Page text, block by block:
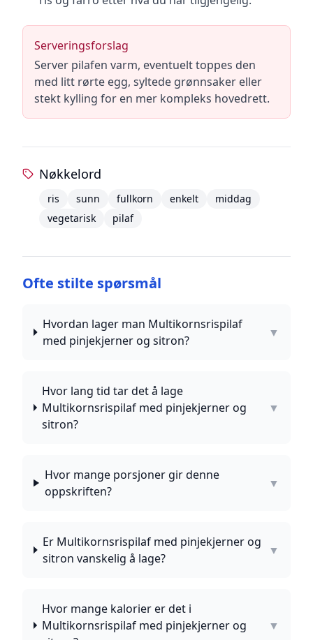
Serveringsforslag
Server pilafen varm, eventuelt toppes den
med litt rørte egg, syltede grønnsaker eller
stekt kylling for en mer kompleks hovedrett.
Nøkkelord
ris sunn fullkorn enkelt
middag
vegetarisk
pilaf
Ofte stilte spørsmål
Hvordan lager man Multikornsrispilaf
med pinjekjerner og sitron?
▼
Hvor lang tid tar det å lage
Multikornsrispilaf med pinjekjerner og
sitron?
▼
Hvor mange porsjoner gir denne
oppskriften?
▼
Er Multikornsrispilaf med pinjekjerner og
sitron vanskelig å lage?
▼
Hvor mange kalorier er det i
Multikornsrispilaf med pinjekjerner og
▼